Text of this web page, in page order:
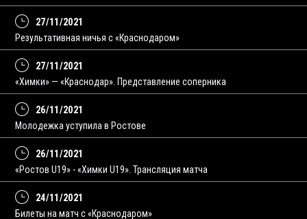
27/11/2021
Результативная ничья с «Краснодаром»
27/11/2021
«Химки» — «Краснодар». Представление соперника
26/11/2021
Молодежка уступила в Ростове
26/11/2021
«Ростов U19» - «Химки U19». Трансляция матча
24/11/2021
Билеты на матч с «Краснодаром»